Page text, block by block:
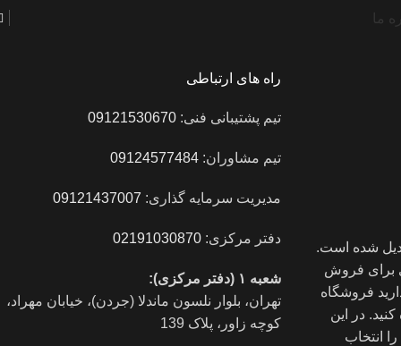
ما
شده است.
برای فروش
فروشگاه
در این
انتخاب
راه های ارتباطی
تیم پشتیبانی فنی:09121530670
تیم مشاوران:09124577484
مدیریت سرمایه گذاری: 09121437007
دفتر مرکزی:02191030870
شعبه ۱ (دفتر مرکزی):
تهران، بلوار نلسون ماندلا (جردن)، خیابان مهراد،
کوچه زاور، پلاک 139